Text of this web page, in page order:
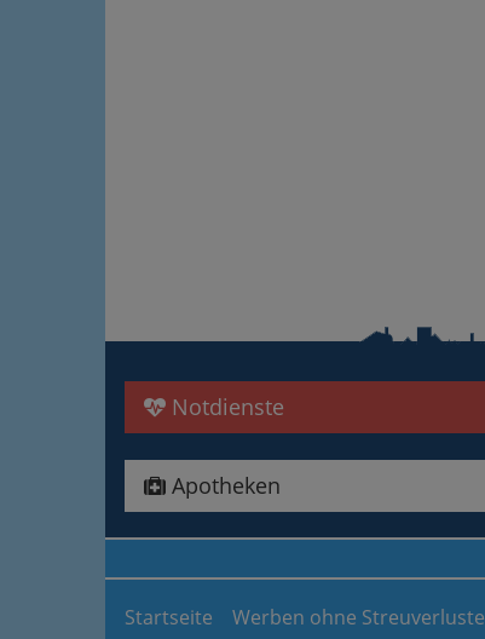
Notdienste
Apotheken
Startseite Werben ohne Streuverluste